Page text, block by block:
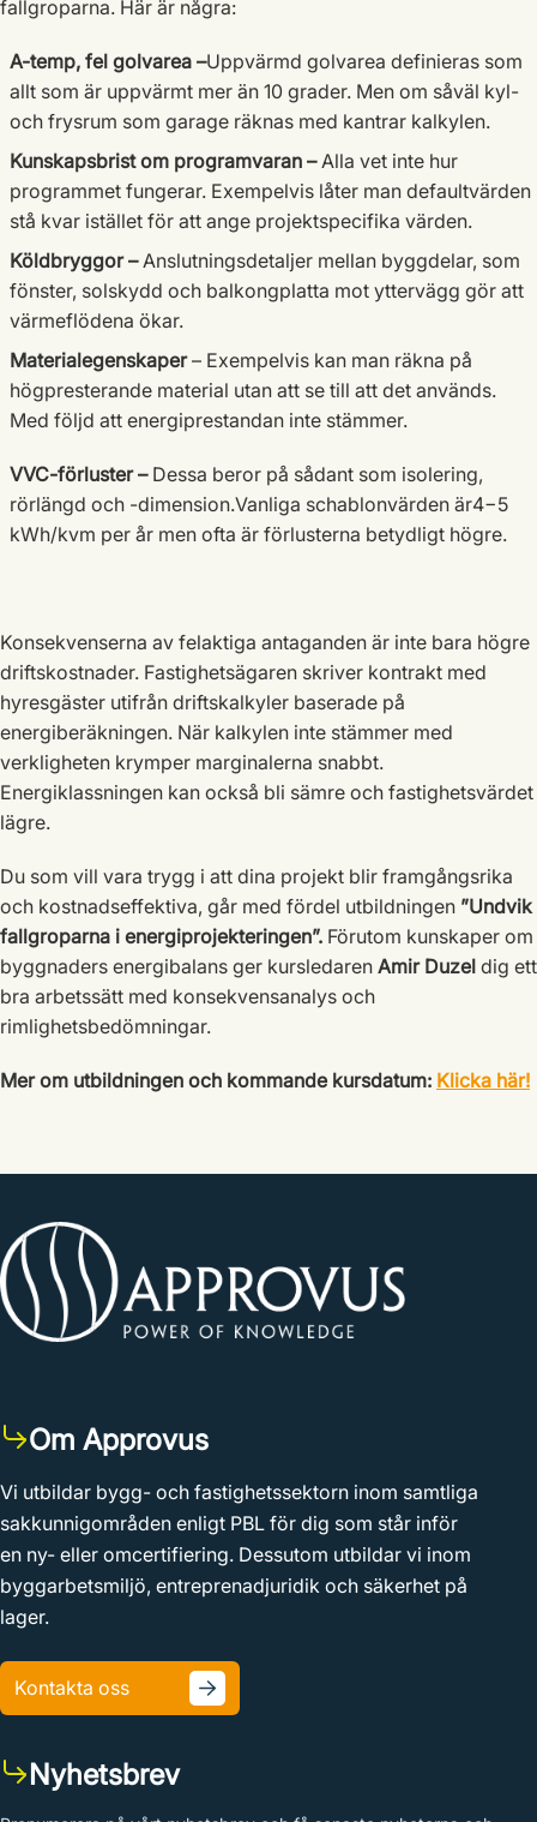
fallgroparna. Här är några:
A-temp, fel golvarea –Uppvärmd golvarea definieras som
allt som är uppvärmt mer än 10 grader. Men om såväl kyl-
och frysrum som garage räknas med kantrar kalkylen.
Kunskapsbrist om programvaran –Alla vet inte hur
programmet fungerar. Exempelvis låter man defaultvärden
stå kvar istället för att ange projektspecifika värden.
Köldbryggor –Anslutningsdetaljer mellan byggdelar, som
fönster, solskydd och balkongplatta mot yttervägg gör att
värmeflödena ökar.
Materialegenskaper– Exempelvis kan man räkna på
högpresterande material utan att se till att det används.
Med följd att energiprestandan inte stämmer.
VVC-förluster – Dessa beror på sådant som isolering,
rörlängd och -dimension.Vanliga schablonvärden är4−5
kWh/kvm per år men ofta är förlusterna betydligt högre.
Konsekvenserna av felaktiga antaganden är inte bara högre
driftskostnader. Fastighetsägaren skriver kontrakt med
hyresgäster utifrån driftskalkyler baserade på
energiberäkningen. När kalkylen inte stämmer med
verkligheten krymper marginalerna snabbt.
Energiklassningen kan också bli sämre och fastighetsvärdet
lägre.
Du som vill vara trygg i att dina projekt blir framgångsrika
och kostnadseffektiva, går med fördel utbildningen ”Undvik
fallgroparna i energiprojekteringen”. Förutom kunskaper om
byggnaders energibalans ger kursledaren Amir Duzel dig ett
bra arbetssätt med konsekvensanalys och
rimlighetsbedömningar.
Mer om utbildningen och kommande kursdatum: Klicka här!
Om Approvus
Vi utbildar bygg- och fastighetssektorn inom samtliga
sakkunnigområden enligt PBL för dig som står inför
en ny- eller omcertifiering. Dessutom utbildar vi inom
byggarbetsmiljö, entreprenadjuridik och säkerhet på
lager.
Kontakta oss
Nyhetsbrev